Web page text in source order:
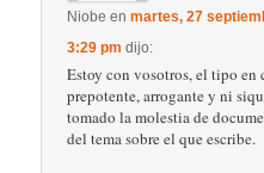
Niobe enmartes, 27
3:29 pm dijo:
Estoy con vosotros, el tipo en
prepotente, arrogante y ni
tomado la molestia de
del tema sobre el que escribe.